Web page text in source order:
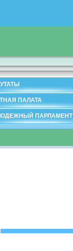
ПАЛАТА
ПАРЛАМЕНТ